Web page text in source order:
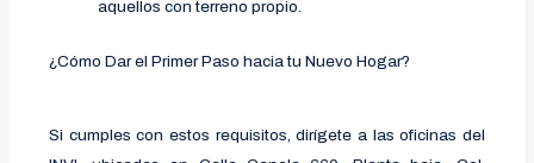
aquellos con terreno propio.
¿Cómo Dar el Primer Paso hacia tu Nuevo Hogar?
Si cumples con estos requisitos, dirígete a las oficinas del